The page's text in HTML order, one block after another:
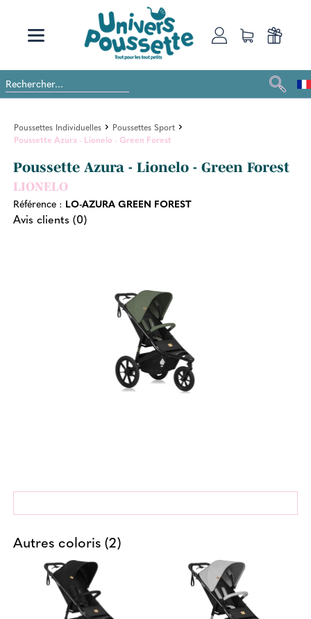
Poussettes Individuelles
Poussettes Sport
Poussette Azura - Lionelo - Green Forest
Poussette Azura - Lionelo - Green Forest
LIONELO
Référence : LO-AZURA GREEN FOREST
Avis clients (0)
Autres coloris (2)